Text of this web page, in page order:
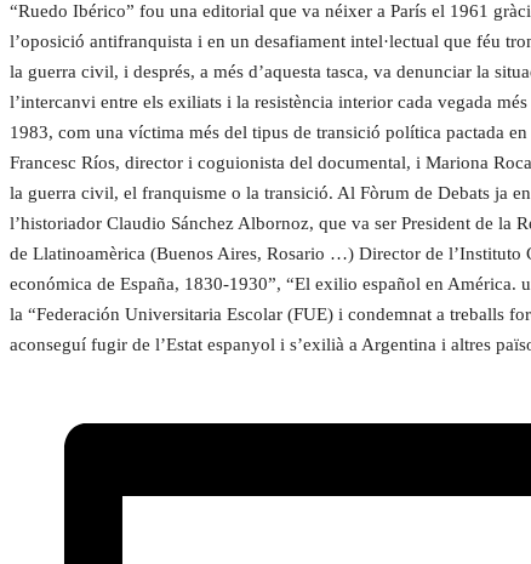
“Ruedo Ibérico” fou una editorial que va néixer a París el 1961
l’oposició antifranquista i en un desafiament intel·lectual que féu
la guerra civil, i després, a més d’aquesta tasca, va denunciar la
l’intercanvi entre els exiliats i la resistència interior cada vegada
1983, com una víctima més del tipus de transició política pactada
Francesc Ríos, director i coguionista del documental, i Mariona
la guerra civil, el franquisme o la transició. Al Fòrum de Debats ja
l’historiador Claudio Sánchez Albornoz, que va ser President de la
de Llatinoamèrica (Buenos Aires, Rosario …) Director de l’Instituto
económica de España, 1830-1930”, “El exilio español en América.
la “Federación Universitaria Escolar (FUE) i condemnat a treballs
aconseguí fugir de l’Estat espanyol i s’exilià a Argentina i altres